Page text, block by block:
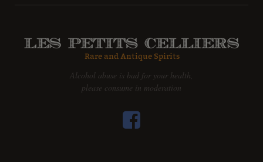
Alcohol abuse is bad for your health,
please consume in moderation